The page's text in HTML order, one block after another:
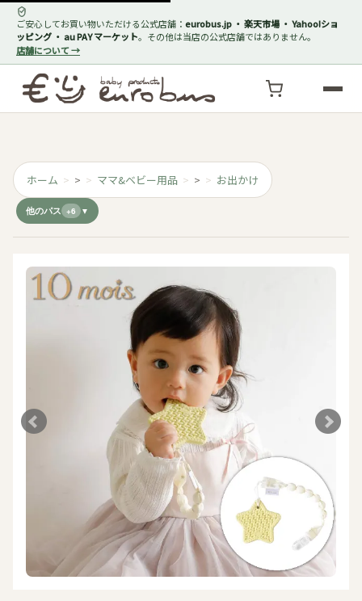
ご安心してお買い物いただける公式店舗： eurobus.jp ・ 楽天市場 ・ Yahoo!ショ
ッピング ・ au PAY マーケット。その他は当店の公式店舗ではありません。
店舗について →
ホーム > ママ&ベビー用品 > お出かけ
他のパス +6